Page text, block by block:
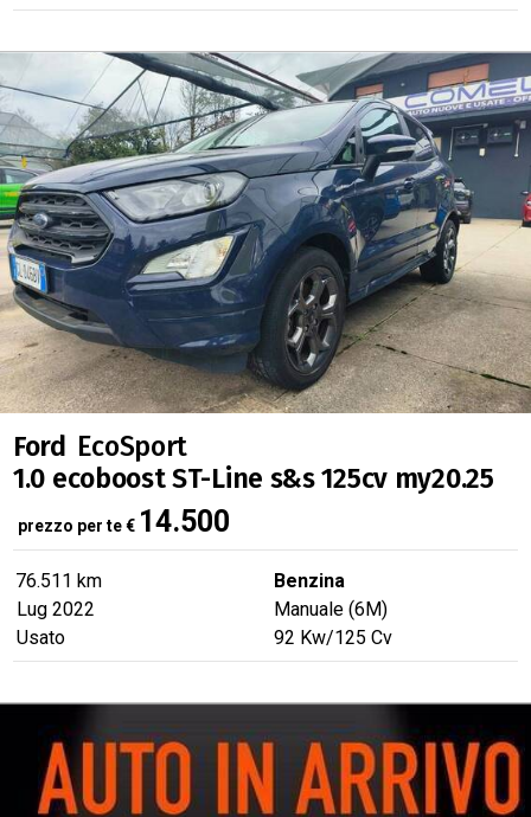
Ford EcoSport
1.0 ecoboost ST-Line s&s 125cv my20.25
prezzo per te€ 14.500
76.511 km
Benzina
Lug 2022
Manuale (6M)
Usato
92 Kw/125 Cv